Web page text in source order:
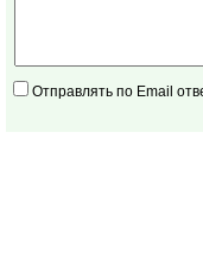
Отправлять по Email